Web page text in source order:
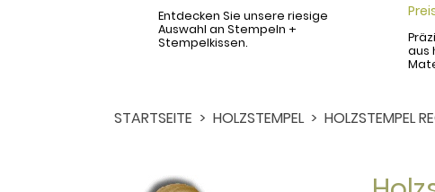
Entdecken Sie unsere riesige
Auswahl an Stempeln +
Stempelkissen.
aus
STARTSEITE HOLZSTEMPEL HOLZSTEMPEL